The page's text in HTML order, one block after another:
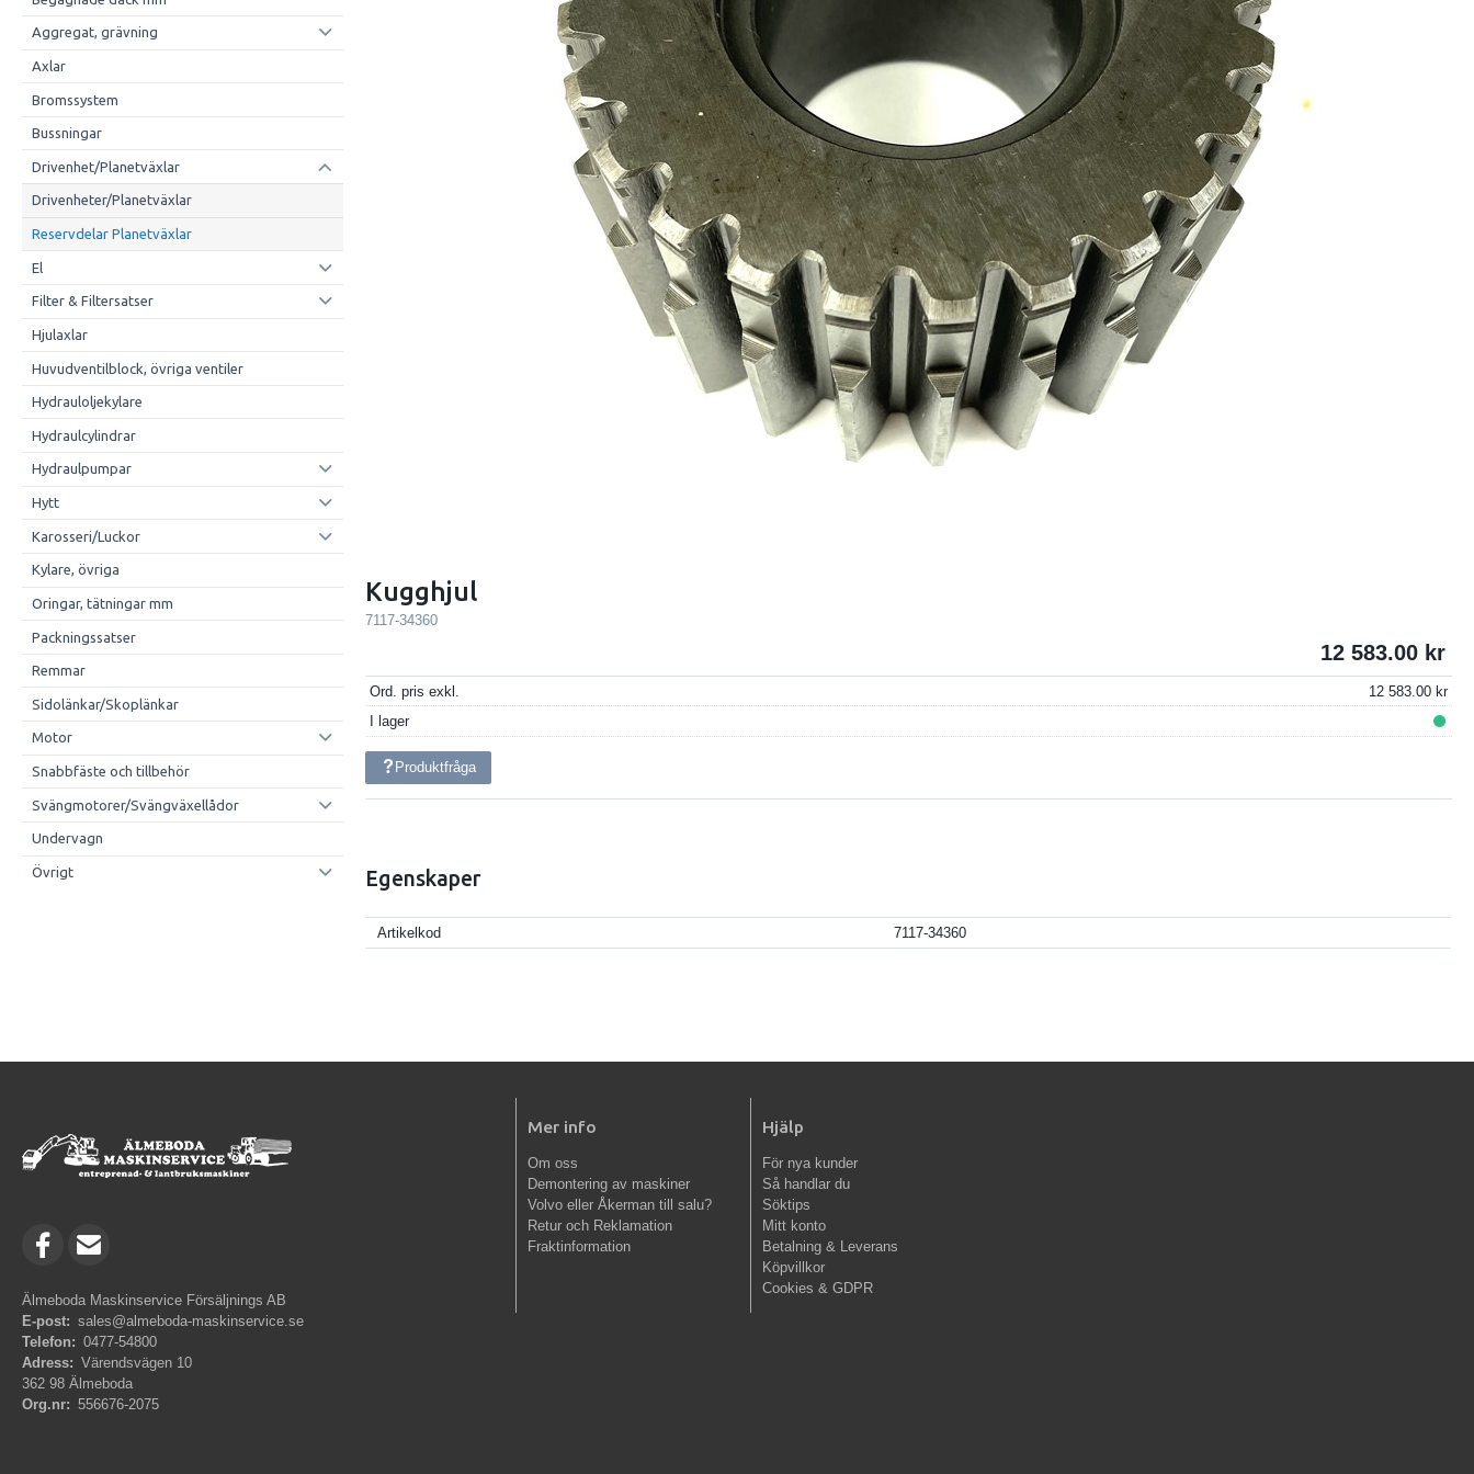
Aggregat, grävning
Axlar
Bromssystem
Bussningar
Drivenhet/Planetväxlar
Drivenheter/Planetväxlar
Reservdelar Planetväxlar
El
Filter & Filtersatser
Hjulaxlar
Huvudventilblock, övriga ventiler
Hydrauloljekylare
Hydraulcylindrar
Hydraulpumpar
Hytt
Karosseri/Luckor
Kylare, övriga
Oringar, tätningar mm
Packningssatser
Remmar
Sidolänkar/Skoplänkar
Motor
Snabbfäste och tillbehör
Svängmotorer/Svängväxellådor
Undervagn
Övrigt
Kugghjul
7117-34360
12 583.00
Ord. pris exkl.
12 583.00
I lager
Produktfråga
Egenskaper
Artikelkod 7117-34360
Älmeboda Maskinservice Försäljnings AB
E-post: sales@almeboda-maskinservice.se
Telefon: 0477-54800
Adress: Värendsvägen 10
362 98 Älmeboda
Org.nr: 556676-2075
Mer info
Om oss
Demontering av maskiner
Volvo eller Åkerman till salu?
Retur och Reklamation
Fraktinformation
Hjälp
För nya kunder
Så handlar du
Söktips
Mitt konto
Betalning & Leverans
Köpvillkor
Cookies & GDPR